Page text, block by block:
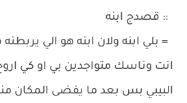
:: قصدج ابنه
= بلي ابنه ولان ابنه هو الي
انت وناسك متواجدين بي او كي
البيبي بس بعد ما يفضى المكان